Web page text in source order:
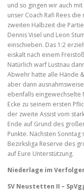
und so gingen wir auch
unser Coach Rafi Rees
zweiten Halbzeit die
Dennis Visel und Leon
einschieben. Das 1:2
eiskalt nach einem
Natürlich warf Lustnau
Abwehr hatte alle Hände
aber dann
ebenfalls eingewechselte
Ecke zu seinem ersten
der zweite Assist vom
Ende auf Grund des
Punkte. Nächsten
Bezirksliga Reserve des
auf Eure Unterstützung.
Niederlage im
SV Neustetten II –